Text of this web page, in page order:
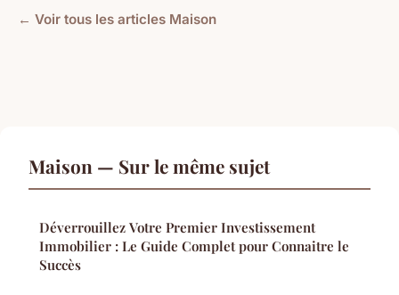
← Voir tous les articles Maison
Maison — Sur le même sujet
Déverrouillez Votre Premier Investissement
Immobilier : Le Guide Complet pour Connaitre le
Succès